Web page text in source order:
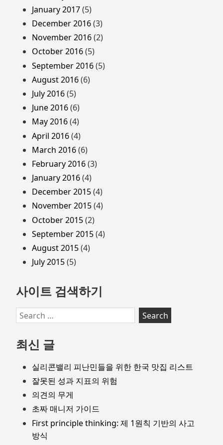
January 2017(5)
December 2016(3)
November 2016(2)
October 2016(5)
September 2016(5)
August 2016(6)
July 2016(5)
June 2016(6)
May 2016(4)
April 2016(4)
March 2016(6)
February 2016(3)
January 2016(4)
December 2015(4)
November 2015(4)
October 2015(2)
September 2015(4)
August 2015(4)
July 2015(5)
사이트 검색하기
Search
for:
최신 글
실리콘밸리 피난민들을 위한 한국 맛집 리스트
잘못된 성과 지표의 위험
의견의 무게
초짜 매니저 가이드
First principle thinking: 제 1원칙 기반의 사고
방식